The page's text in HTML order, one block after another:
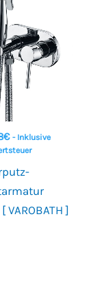
€ - Inklusive
VAROBATH ]